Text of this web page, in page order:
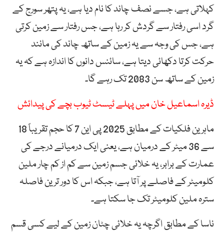
کہلاتی ہے، جسے نصف چاند کا نام دیا ہے، یہ پتھر سورج کے
گرد اسی رفتار سے گردش کر رہا ہے، جس رفتار سے زمین کرتی
ہے، جس کی وجہ سے یہ زمین کے ساتھ چاند کی مانند
حرکت کرتا دکھائی دیتا ہے، سائنس دانوں کا اندازہ ہے کہ یہ
زمین کے ساتھ سن 2083 تک رہے گا۔
ڈیرہ اسماعیل خان میں پہلے ٹیسٹ ٹیوب بچے کی پیدائش
ماہرین فلکیات کے مطابق 2025 پی این 7 کا حجم تقریباً 18
سے 36 میٹر کے درمیان ہے، یعنی ایک درمیانے درجے کی
عمارت کے برابر، یہ خلائی جسم زمین سے کم از کم چار ملین
کلومیٹر کے فاصلے پر آتا ہے، جبکہ اس کا دور ترین فاصلہ
سترہ ملین کلومیٹر تک جا سکتا ہے۔
ناسا کے مطابق اگرچہ یہ خلائی چٹان زمین کے لیے کسی قسم